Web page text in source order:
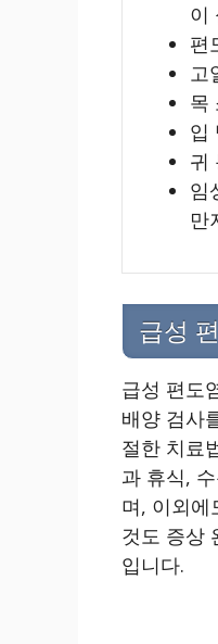
이
편
고
목
입
귀
임
만
급성
급성 편도
배양 검사
절한 치료
과 휴식,
며, 이외에
것도 증상
입니다.